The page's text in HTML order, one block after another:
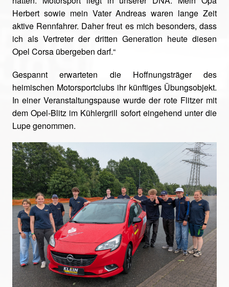
Herbert sowie mein Vater Andreas waren lange Zeit
aktive Rennfahrer. Daher freut es mich besonders, dass
ich als Vertreter der dritten Generation heute diesen
Opel Corsa übergeben darf.“
Gespannt erwarteten die Hoffnungsträger des
heimischen Motorsportclubs ihr künftiges Übungsobjekt.
In einer Veranstaltungspause wurde der rote Flitzer mit
dem Opel-Blitz im Kühlergrill sofort eingehend unter die
Lupe genommen.